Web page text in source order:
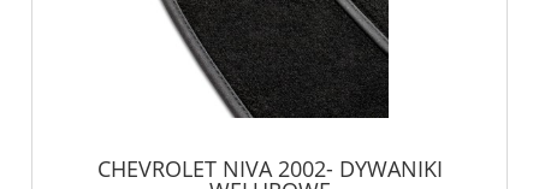
CHEVROLET NIVA 2002- DYWANIKI